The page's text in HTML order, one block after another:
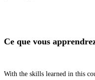
Ce que vous
With the skills learned in this